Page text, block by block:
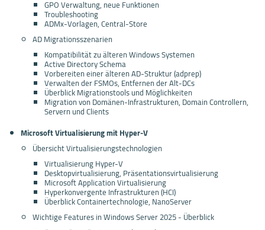
GPO Verwaltung, neue Funktionen
Troubleshooting
ADMx-Vorlagen, Central-Store
AD Migrationsszenarien
Kompatibilität zu älteren Windows Systemen
Active Directory Schema
Vorbereiten einer älteren AD-Struktur (adprep)
Verwalten der FSMOs, Entfernen der Alt-DCs
Überblick Migrationstools und Möglichkeiten
Migration von Domänen-Infrastrukturen, Domain Controllern,
Servern und Clients
Microsoft Virtualisierung mit Hyper-V
Übersicht Virtualisierungstechnologien
Virtualisierung Hyper-V
Desktopvirtualisierung, Präsentationsvirtualisierung
Microsoft Application Virtualisierung
Hyperkonvergente Infrastrukturen (HCI)
Überblick Containertechnologie, NanoServer
Wichtige Features in Windows Server 2025 - Überblick